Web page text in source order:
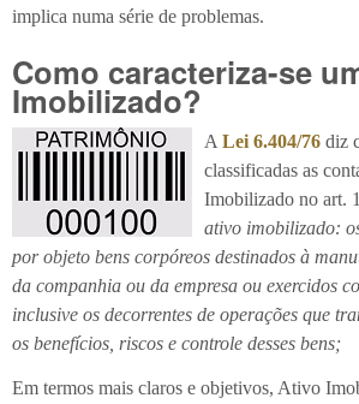
implica numa série de problemas.
Como caracteriza-se
Imobilizado?
A Lei 6.404/76 diz
classificadas as
Imobilizado no art.
ativo imobilizado:
por objeto bens corpóreos destinados à
da companhia ou da empresa ou exercidos
inclusive os decorrentes de operações que
os benefícios, riscos e controle desses bens;
Em termos mais claros e objetivos, Ativo